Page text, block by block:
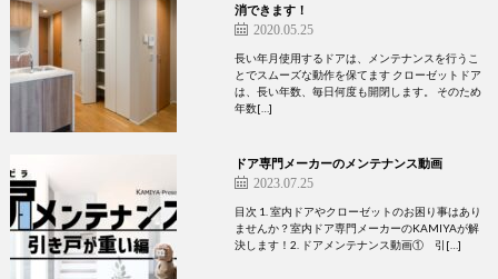
消できます！
2020.05.25
長い年月使用するドアは、メンテナンスを行うこ
とでスムーズな動作を保てます クローゼットドア
は、長い年数、毎日何度も開閉します。 そのため
年数[…]
ドア専門メーカーのメンテナンス動画
2023.07.25
目次 1. 室内ドアやクローゼットのお困り事はあり
ませんか？室内ドア専門メーカーのKAMIYAが解
決します！2. ドアメンテナンス動画① 引[…]